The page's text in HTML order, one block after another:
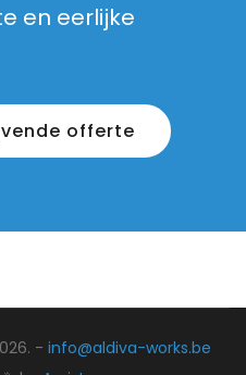
en eerlijke
offerte
- info@aldiva-works.be